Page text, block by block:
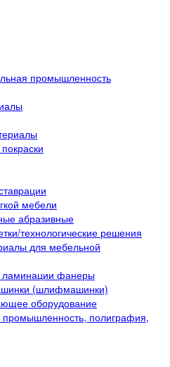
промышленность
мебели
абразивные
технологические решения
для мебельной
ламинации фанеры
(шлифмашинки)
оборудование
полиграфия,